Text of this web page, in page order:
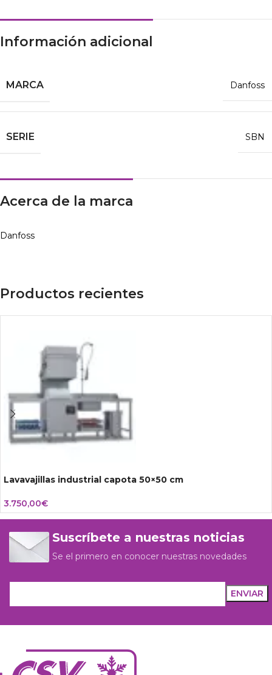
Información adicional
MARCA Danfoss
SERIE SBN
Acerca de la marca
Danfoss
Productos recientes
Lavavajillas industrial capota 50×50 cm
3.750,00€
Suscríbete a nuestras noticias
Se el primero en conocer nuestras novedades